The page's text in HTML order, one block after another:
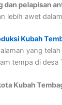
dan pelapisan
lebih awet
Kubah
yang
tempa di desa
Kubah